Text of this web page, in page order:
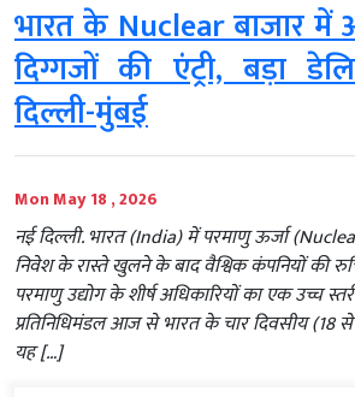
भारत के Nuclear बाजार में
दिग्गजों की एंट्री, बड़ा
दिल्ली-मुंबई
Mon May 18 , 2026
नई दिल्ली. भारत (India) में परमाणु ऊर्जा
निवेश के रास्ते खुलने के बाद वैश्विक कंपनियों की
परमाणु उद्योग के शीर्ष अधिकारियों का एक उच्च
प्रतिनिधिमंडल आज से भारत के चार दिवसीय (18
यह […]